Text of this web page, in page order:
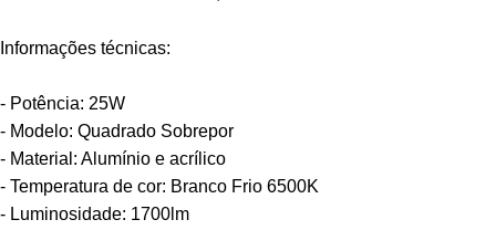
Informações técnicas:
- Potência: 25W
- Modelo: Quadrado Sobrepor
- Material: Alumínio e acrílico
- Temperatura de cor: Branco Frio 6500K
- Luminosidade: 1700lm